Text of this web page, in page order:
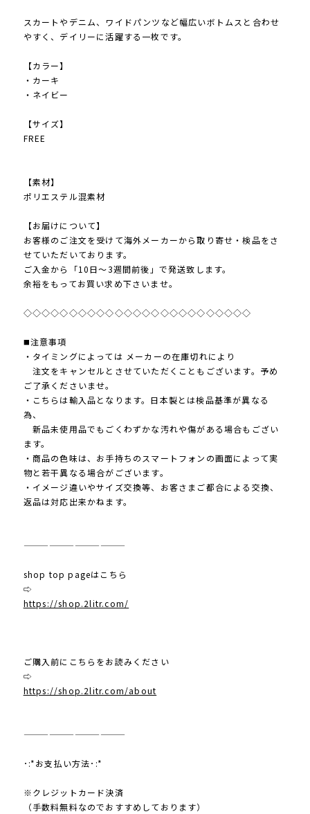
スカートやデニム、ワイドパンツなど幅広いボトムスと合わせ
やすく、デイリーに活躍する一枚です。
【カラー】
・カーキ
・ネイビー
【サイズ】
FREE
【素材】
ポリエステル混素材
【お届けについて】
お客様のご注文を受けて海外メーカーから取り寄せ・検品をさ
せていただいております。
ご入金から「10日～3週間前後」で発送致します。
余裕をもってお買い求め下さいませ。
◇◇◇◇◇◇◇◇◇◇◇◇◇◇◇◇◇◇◇◇◇◇◇◇◇
◼️注意事項
・タイミングによっては メーカーの在庫切れにより
注文をキャンセルとさせていただくこともございます。予め
ご了承くださいませ。
・こちらは輸入品となります。日本製とは検品基準が異なる
為、
新品未使用品でもごくわずかな汚れや傷がある場合もござい
ます。
・商品の色味は、お手持ちのスマートフォンの画面によって実
物と若干異なる場合がございます。
・イメージ違いやサイズ交換等、お客さまご都合による交換、
返品は対応出来かねます。
————————————
shop top pageはこちら
⇨
https://shop.2litr.com/
ご購入前にこちらをお読みください
⇨
https://shop.2litr.com/about
————————————
･:*お支払い方法･:*
※クレジットカード決済
（手数料無料なのでおすすめしております）